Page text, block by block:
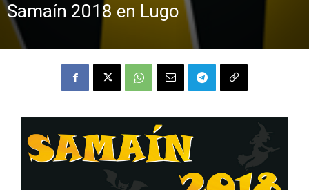
Samaín 2018 en Lugo